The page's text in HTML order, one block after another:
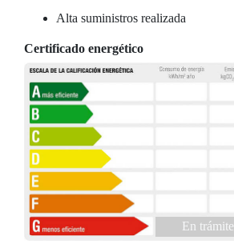
Alta suministros realizada
Certificado energético
En trámite